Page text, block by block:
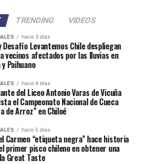
TRENDING VIDEOS
hace 3 días
Desafío Levantemos Chile despliegan
vecinos afectados por las lluvias en
Paihuano
hace 4 días
del Liceo Antonio Varas de Vicuña
el Campeonato Nacional de Cueca
de Arroz” en Chiloé
hace 5 días
Carmen “etiqueta negra” hace historia
primer pisco chileno en obtener una
Great Taste